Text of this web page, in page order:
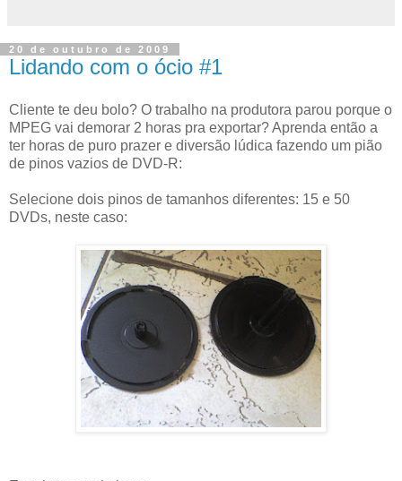
20 de outubro de 2009
Lidando com o ócio #1
Cliente te deu bolo? O trabalho na produtora parou porque o
MPEG vai demorar 2 horas pra exportar? Aprenda então a
ter horas de puro prazer e diversão lúdica fazendo um pião
de pinos vazios de DVD-R:
Selecione dois pinos de tamanhos diferentes: 15 e 50
DVDs, neste caso: